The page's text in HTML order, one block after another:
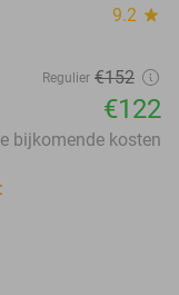
9.2 star
Regulier €152
€122
bijkomende kosten